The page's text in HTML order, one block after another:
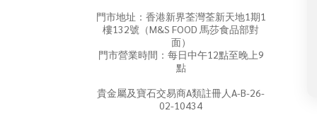
門市地址：香港新界荃灣荃新天地1期1
樓132號（M&S FOOD 馬莎食品部對
面）
門市營業時間：每日中午12點至晚上9
點
貴金屬及寶石交易商A類註冊人A-B-26-
02-10434